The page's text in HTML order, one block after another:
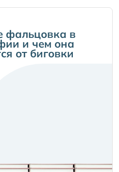
фальцовка в
и чем она
от биговки